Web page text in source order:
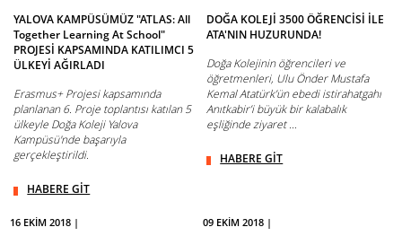
YALOVA KAMPÜSÜMÜZ "ATLAS: All
Together Learning At School"
PROJESİ KAPSAMINDA KATILIMCI 5
ÜLKEYİ AĞIRLADI
Erasmus+ Projesi kapsamında
planlanan 6. Proje toplantısı katılan 5
ülkeyle Doğa Koleji Yalova
Kampüsü'nde başarıyla
gerçekleştirildi.
HABERE GİT
DOĞA KOLEJİ 3500 ÖĞRENCİSİ İLE
ATA'NIN HUZURUNDA!
Doğa Kolejinin öğrencileri ve
öğretmenleri, Ulu Önder Mustafa
Kemal Atatürk’ün ebedi istirahatgahı
Anıtkabir’i büyük bir kalabalık
eşliğinde ziyaret ...
HABERE GİT
16 EKİM 2018 |
09 EKİM 2018 |